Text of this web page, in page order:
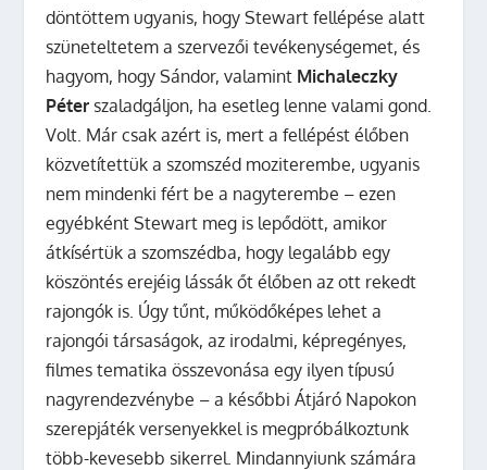
döntöttem ugyanis, hogy Stewart fellépése alatt
szüneteltetem a szervezői tevékenységemet, és
hagyom, hogy Sándor, valamint Michaleczky
Péter szaladgáljon, ha esetleg lenne valami gond.
Volt. Már csak azért is, mert a fellépést élőben
közvetítettük a szomszéd moziterembe, ugyanis
nem mindenki fért be a nagyterembe – ezen
egyébként Stewart meg is lepődött, amikor
átkísértük a szomszédba, hogy legalább egy
köszöntés erejéig lássák őt élőben az ott rekedt
rajongók is. Úgy tűnt, működőképes lehet a
rajongói társaságok, az irodalmi, képregényes,
filmes tematika összevonása egy ilyen típusú
nagyrendezvénybe – a későbbi Átjáró Napokon
szerepjáték versenyekkel is megpróbálkoztunk
több-kevesebb sikerrel. Mindannyiunk számára